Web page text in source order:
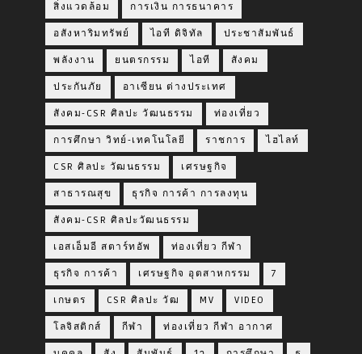
สิ่งแวดล้อม การเงิน การธนาคาร
อสังหาริมทรัพย์ ไอที ดิจิทัล ประชาสัมพันธ์
พลังงาน ยนตรกรรม ไอที สังคม
ประกันภัย อาเซียน ต่างประเทศ
สังคม-CSR ศิลปะ วัฒนธรรม ท่องเที่ยว
การศึกษา วิทย์-เทคโนโลยี ราชการ ไฮไลท์
CSR ศิลปะ วัฒนธรรม เศรษฐกิจ
สาธารณสุข ธุรกิจ การค้า การลงทุน
สังคม-CSR ศิลปะวัฒนธรรม
เอสเอ็มอี สตาร์ทอัพ ท่องเที่ยว กีฬา
ธุรกิจ การค้า เศรษฐกิจ อุตสาหกรรม 7
เกษตร CSR ศิลปะ วัฒ MV VIDEO
โลจิสติกส์ กีฬา ท่องเที่ยว กีฬา อากาศ